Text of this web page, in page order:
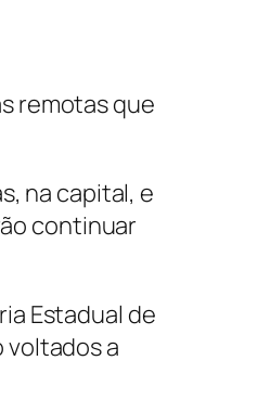
remotas que
na capital, e
continuar
Estadual de
voltados a